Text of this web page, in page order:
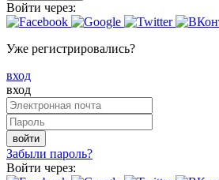
Войти через:
Уже регистрировались?
вход
вход
войти
Забыли пароль?
Войти через: